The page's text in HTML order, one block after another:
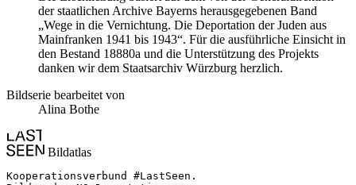
der staatlichen Archive Bayerns herausgegebenen Band
„Wege in die Vernichtung. Die Deportation der Juden aus
Mainfranken 1941 bis 1943“. Für die ausführliche Einsicht in
den Bestand 18880a und die Unterstützung des Projekts
danken wir dem Staatsarchiv Würzburg herzlich.
Bildserie bearbeitet von
Alina Bothe
Bildatlas
Kooperationsverbund #LastSeen.